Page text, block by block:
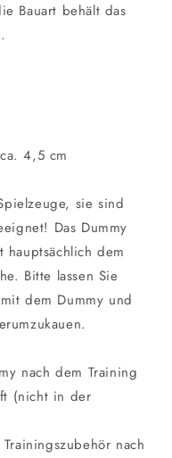
Bauart behält das
4,5 cm
sie sind
Das Dummy
dem
Bitte lassen Sie
dem Dummy und
nach dem Training
(nicht in der
nach